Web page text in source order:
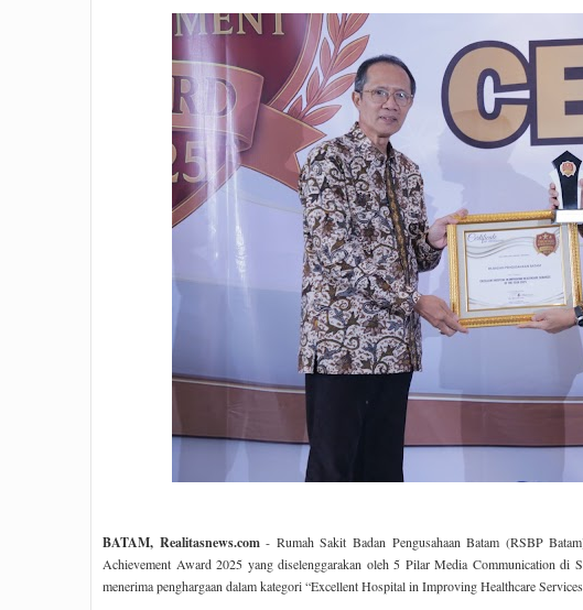
BATAM, Realitasnews.com- Rumah Sakit Badan Pengusahaan Batam (RSBP
Achievement Award 2025 yang diselenggarakan oleh 5 Pilar Media Communication di
menerima penghargaan dalam kategori “Excellent Hospital in Improving Healthcare